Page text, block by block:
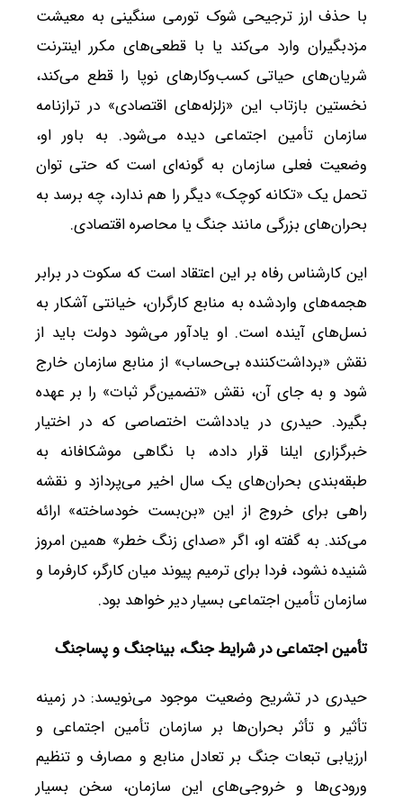
با حذف ارز ترجیحی شوک تورمی سنگینی به معیشت
مزدبگیران وارد می‌کند یا با قطعی‌های مکرر اینترنت
شریان‌های حیاتی کسب‌وکارهای نوپا را قطع می‌کند،
نخستین بازتاب این «زلزله‌های اقتصادی» در ترازنامه
سازمان تأمین اجتماعی دیده می‌شود. به باور او،
وضعیت فعلی سازمان به گونه‌ای است که حتی توان
تحمل یک «تکانه کوچک» دیگر را هم ندارد، چه برسد به
بحران‌های بزرگی مانند جنگ یا محاصره اقتصادی.
این کارشناس رفاه بر این اعتقاد است که سکوت در برابر
هجمه‌های واردشده به منابع کارگران، خیانتی آشکار به
نسل‌های آینده است. او یادآور می‌شود دولت باید از
نقش «برداشت‌کننده بی‌حساب» از منابع سازمان خارج
شود و به جای آن، نقش «تضمین‌گر ثبات» را بر عهده
بگیرد. حیدری در یادداشت اختصاصی که در اختیار
خبرگزاری ایلنا قرار داده، با نگاهی موشکافانه به
طبقه‌بندی بحران‌های یک سال اخیر می‌پردازد و نقشه
راهی برای خروج از این «بن‌بست خودساخته» ارائه
می‌کند. به گفته او، اگر «صدای زنگ خطر» همین امروز
شنیده نشود، فردا برای ترمیم پیوند میان کارگر، کارفرما و
سازمان تأمین اجتماعی بسیار دیر خواهد بود.
تأمین اجتماعی در شرایط جنگ، بیناجنگ و پساجنگ
حیدری در تشریح وضعیت موجود می‌نویسد: در زمینه
تأثیر و تأثر بحران‌ها بر سازمان تأمین اجتماعی و
ارزیابی تبعات جنگ بر تعادل منابع و مصارف و تنظیم
ورودی‌ها و خروجی‌های این سازمان، سخن بسیار